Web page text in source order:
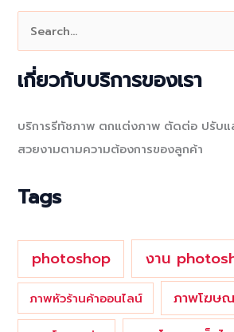
r
เกี่ยวกับบริการของเรา
บริการรีทัชภาพ ตกแต่งภาพ ตัดต่อ ปรับแ
สวยงามตามความต้องการของลูกค้า
Tags
photoshop งาน
ภาพหัวร้านค้าออนไลน์ ภาพโฆษ